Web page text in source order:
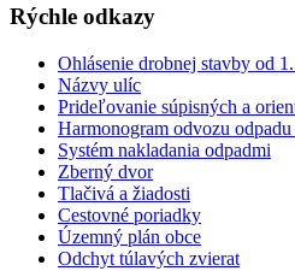
Rýchle odkazy
Ohlásenie drobnej stavby od
Názvy ulíc
Prideľovanie súpisných a
Harmonogram odvozu
Systém nakladania odpadmi
Zberný dvor
Tlačivá a žiadosti
Cestovné poriadky
Územný plán obce
Odchyt túlavých zvierat